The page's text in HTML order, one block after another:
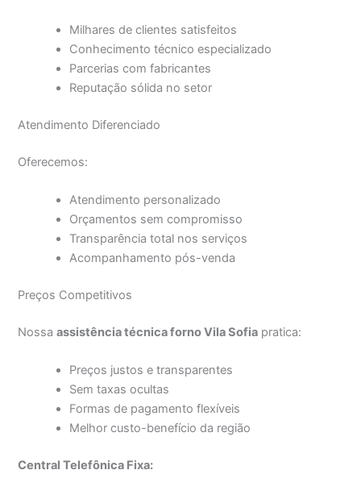
Milhares de clientes satisfeitos
Conhecimento técnico especializado
Parcerias com fabricantes
Reputação sólida no setor
Atendimento Diferenciado
Oferecemos:
Atendimento personalizado
Orçamentos sem compromisso
Transparência total nos serviços
Acompanhamento pós-venda
Preços Competitivos
Nossaassistência técnica forno Vila Sofia pratica:
Preços justos e transparentes
Sem taxas ocultas
Formas de pagamento flexíveis
Melhor custo-benefício da região
Central Telefônica Fixa: